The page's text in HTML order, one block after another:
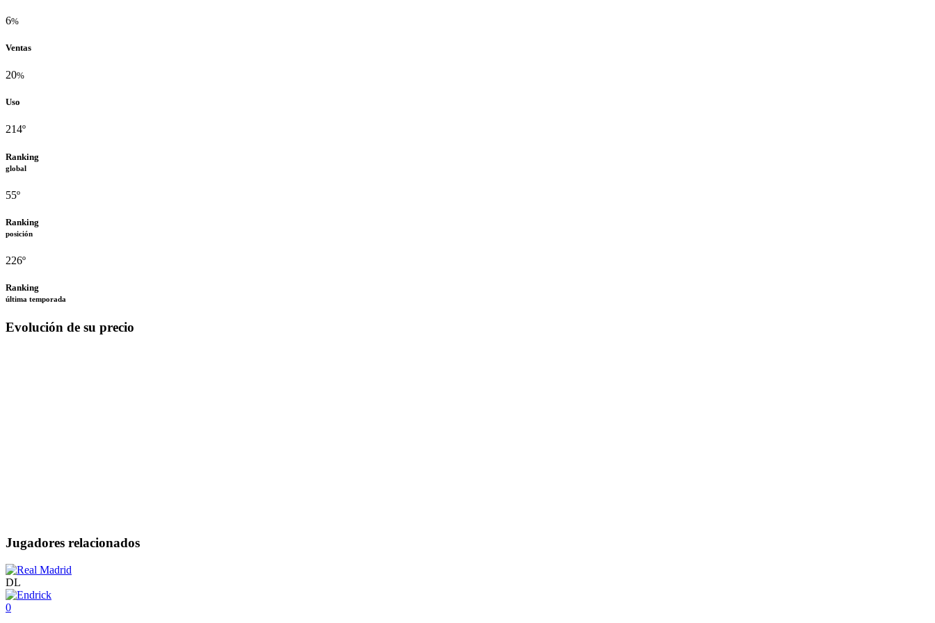
6%
Ventas
20%
Uso
214º
Ranking
global
55º
Ranking
posición
226º
Ranking
última temporada
Evolución de su precio
Jugadores relacionados
DL
0